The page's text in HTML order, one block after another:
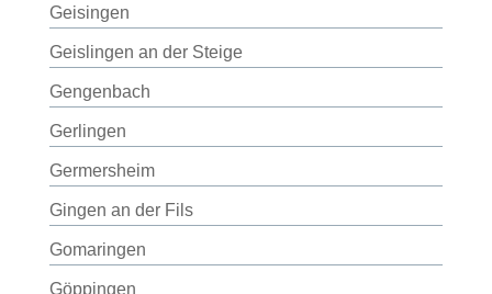
Geisingen
Geislingen an der Steige
Gengenbach
Gerlingen
Germersheim
Gingen an der Fils
Gomaringen
Göppingen